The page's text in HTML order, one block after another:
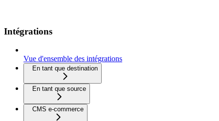
Intégrations
Vue d'ensemble des intégrations
En tant que destination
En tant que source
CMS e-commerce